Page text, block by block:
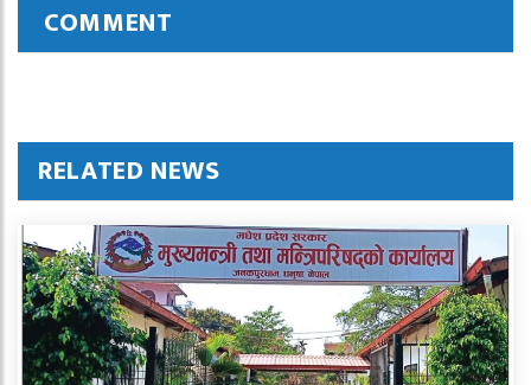
COMMENT
RELATED NEWS